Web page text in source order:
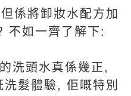
係將卸妝水配方加
不如一齊了解下:
洗頭水真係幾正,
髮體驗, 佢嘅特別